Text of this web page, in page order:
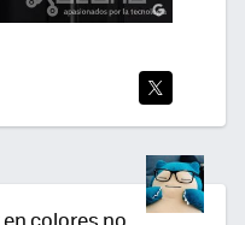
TWI
TEA
R
colores no